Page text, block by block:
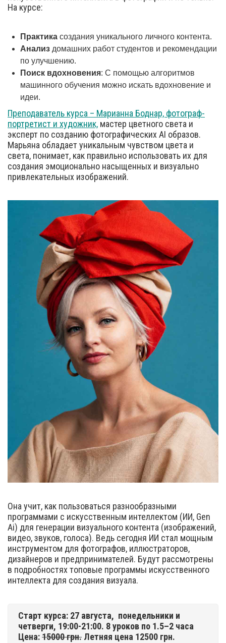
На курсе:
Практика создания уникального личного контента.
Анализ домашних работ студентов и рекомендации
по улучшению.
Поиск вдохновения: С помощью алгоритмов
машинного обучения можно искать вдохновение и
идеи.
Преподаватель курса – Марианна Боднар, фотограф-
портретист и художник, мастер цветного света и
эксперт по созданию фотографических AI образов.
Марьяна обладает уникальным чувством цвета и
света, понимает, как правильно использовать их для
создания эмоционально насыщенных и визуально
привлекательных изображений.
Она учит, как пользоваться разнообразными
программами с искусственным интеллектом (ИИ, Gen
Ai) для генерации визуального контента (изображений,
видео, звуков, голоса). Ведь сегодня ИИ стал мощным
инструментом для фотографов, иллюстраторов,
дизайнеров и предпринимателей. Будут рассмотрены
в подробностях топовые программы искусственного
интеллекта для создания визуала.
Старт курса: 27 августа, понедельники и
четверги, 19:00-21:00. 8 уроков по 1.5–2 часа
Цена:15000 грн. Летняя цена 12500 грн.